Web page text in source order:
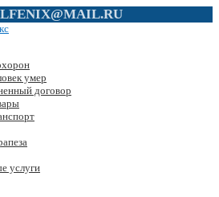
умер
договор
услуги